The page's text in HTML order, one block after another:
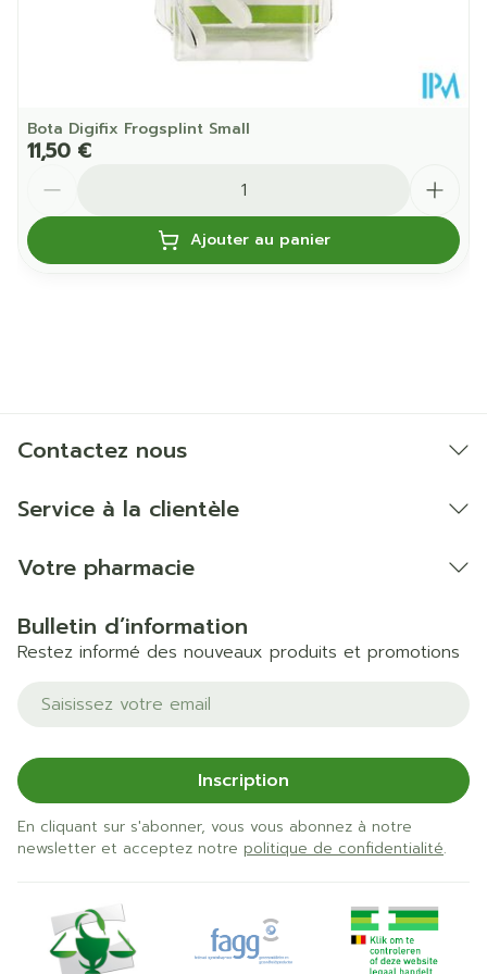
Bota Digifix Frogsplint Small
11,50 €
Ajouter au panier
Contactez nous
Service à la clientèle
Votre pharmacie
Bulletin d’information
Restez informé des nouveaux produits et promotions
Adresse mail
Inscription
En cliquant sur s'abonner, vous vous abonnez à notre
newsletter et acceptez notre politique de confidentialité.